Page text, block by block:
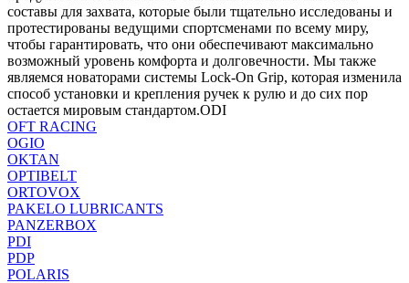
составы для захвата, которые были тщательно исследованы и
протестированы ведущими спортсменами по всему миру,
чтобы гарантировать, что они обеспечивают максимально
возможный уровень комфорта и долговечности. Мы также
являемся новаторами системы Lock-On Grip, которая изменила
способ установки и крепления ручек к рулю и до сих пор
остается мировым стандартом.ODI
OFT RACING
OGIO
OKTAN
OPTIBELT
ORTOVOX
PAKELO LUBRICANTS
PANZERBOX
PDI
PDP
POLARIS